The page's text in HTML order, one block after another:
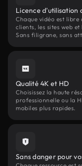
Licence d'utilisation
Chaque vidéo est
clients, les sites web
Sans filigrane, sans
Qualité 4K et HD
Choisissez la haute
professionnelle ou la
mobiles plus rapides.
Sans danger pour